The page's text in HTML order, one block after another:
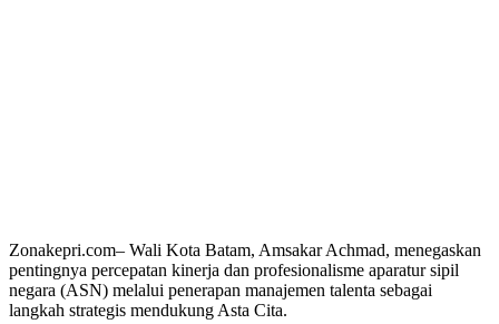
Zonakepri.com– Wali Kota Batam, Amsakar Achmad, menegaskan
pentingnya percepatan kinerja dan profesionalisme aparatur sipil
negara (ASN) melalui penerapan manajemen talenta sebagai
langkah strategis mendukung Asta Cita.